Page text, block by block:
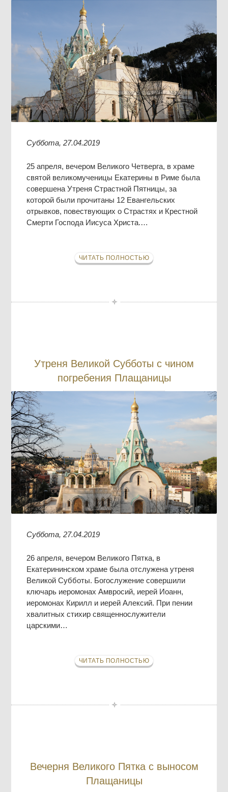
Суббота, 27.04.2019
25 апреля, вечером Великого Четверга, в храме
святой великомученицы Екатерины в Риме была
совершена Утреня Страстной Пятницы, за
которой были прочитаны 12 Евангельских
отрывков, повествующих о Страстях и Крестной
Смерти Господа Иисуса Христа.…
ЧИТАТЬ ПОЛНОСТЬЮ
Утреня Великой Субботы с чином
погребения Плащаницы
Суббота, 27.04.2019
26 апреля, вечером Великого Пятка, в
Екатерининском храме была отслужена утреня
Великой Субботы. Богослужение совершили
ключарь иеромонах Амвросий, иерей Иоанн,
иеромонах Кирилл и иерей Алексий. При пении
хвалитных стихир священнослужители
царскими…
ЧИТАТЬ ПОЛНОСТЬЮ
Вечерня Великого Пятка с выносом
Плащаницы